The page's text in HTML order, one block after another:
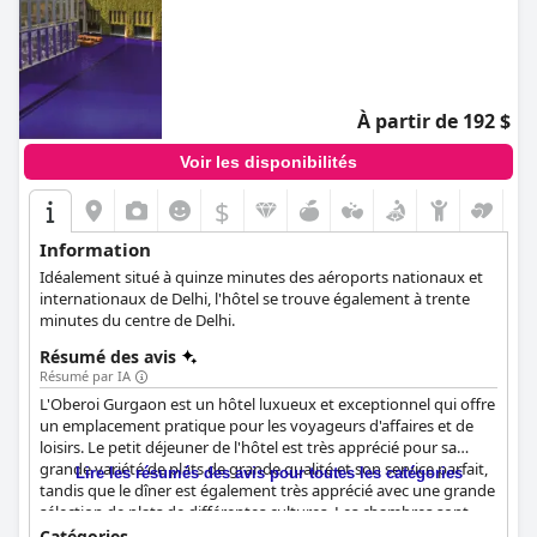
À partir de 192 $
Voir les disponibilités
$
Information
Idéalement situé à quinze minutes des aéroports nationaux et
internationaux de Delhi, l'hôtel se trouve également à trente
minutes du centre de Delhi.
Résumé des avis
Résumé par IA
L'Oberoi Gurgaon est un hôtel luxueux et exceptionnel qui offre
un emplacement pratique pour les voyageurs d'affaires et de
loisirs. Le petit déjeuner de l'hôtel est très apprécié pour sa
grande variété de plats de grande qualité et son service parfait,
tandis que le dîner est également très apprécié avec une grande
sélection de plats de différentes cultures. Les chambres sont
Lire les résumés des avis pour toutes les catégories